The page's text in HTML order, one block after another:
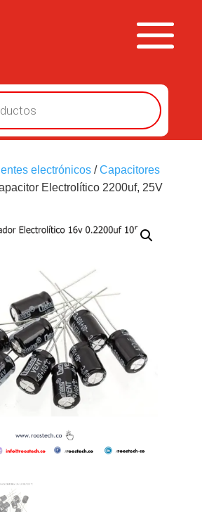
electrónicos/Capacitores
Electrolítico 2200uf, 25V